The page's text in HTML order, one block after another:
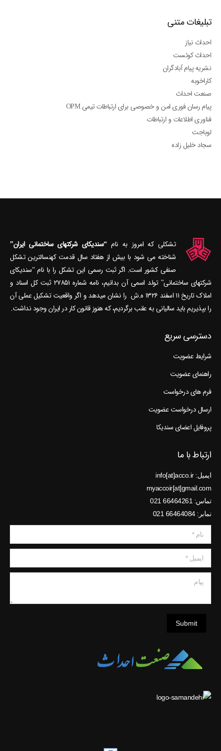
تبلیغات متنی
احداث نیاز
احداث کوئست
نشریه پیام آبادگران
کاراخوبه
صنعت احداث
پیام رسان فوری امن و خصوصی برای ارتباطات تیمی OPM
فناوری اطلاعات و ارتباطات
لوباجت
سجاد خلیل زاده
تشکلی که امروز به نام“سندیکای شرکتهای ساختمانی ایران”
شناخته می‎ شود با بیش از هفتاد سال قدمت کهنسال‎ترین تشکل
صنفی کشور است. اگر ثبت رسمی این تشکل را با نام “سندیکای
شرکتهای ساختمانی” تولد اسمی آن بدانیم، نامه شماره ۲۷۸۵۱ ثبت کل اسناد و
املاک تاریخ ۱۱ اسفند ۱۳۲۶ ه.ش را نشان می‎دهد و اگر واقعیت تشکیل عملی آن
را بپذیریم باید سالیانی به عقب برگردیم، که هنوز قانون کار در ایران وجود نداشت.
دسترسی سریع
شرایط عضویت
راهنمای عضویت
فرم های درخواست
ارسال درخواست عضویت
پروفایل اعضای سندیکا
ارتباط با ما
ایمیل: info[at]acco.ir
myaccoir[at]gmail.com
تماس: 66464261 021
نمابر: 66464084 021
نام *
ایمیل *
Submit